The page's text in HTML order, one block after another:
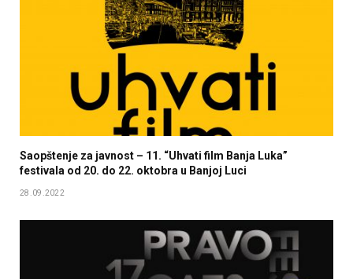
Saopštenje za javnost – 11. “Uhvati film Banja Luka”
festivala od 20. do 22. oktobra u Banjoj Luci
28.09.2022